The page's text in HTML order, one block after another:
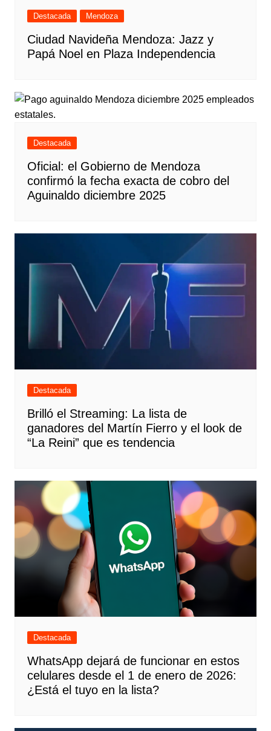
Destacada Mendoza
Ciudad Navideña Mendoza: Jazz y
Papá Noel en Plaza Independencia
Destacada
Oficial: el Gobierno de Mendoza
confirmó la fecha exacta de cobro del
Aguinaldo diciembre 2025
Destacada
Brilló el Streaming: La lista de
ganadores del Martín Fierro y el look de
“La Reini” que es tendencia
Destacada
WhatsApp dejará de funcionar en estos
celulares desde el 1 de enero de 2026:
¿Está el tuyo en la lista?